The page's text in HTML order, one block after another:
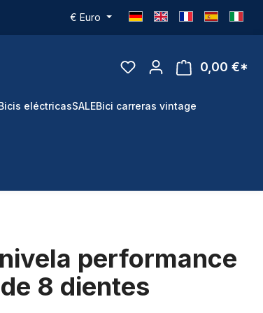
€ Euro
0,00 €*
Bicis eléctricasSALEBici carreras vintage
performance
8 dientes